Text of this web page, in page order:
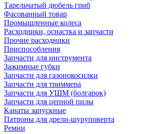
Тарельчатый дюбель гриб
Фасованный товар
Промышленные колеса
Расходники, оснастка и запчасти
Прочие расходники
Приспособления
Запчасти для инструмента
Зажимные губки
Запчасти для газонокосилки
Запчасти для триммера
Запчасти для УШМ (болгарок)
Запчасти для цепной пилы
Канаты запускные
Патроны для дрели-шуруповерта
Ремни